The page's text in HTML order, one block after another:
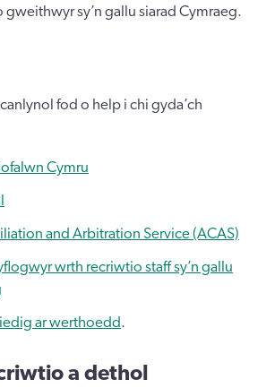
sy’n gallu siarad Cymraeg.
fod o help i chi gyda’ch
Cymru
and Arbitration Service (ACAS)
wrth recriwtio staff sy’n gallu
ar werthoedd.
a dethol